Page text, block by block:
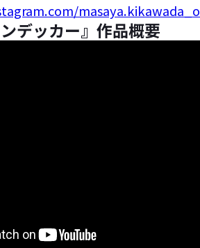
ンデッカー』作品概要